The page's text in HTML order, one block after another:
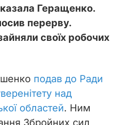
Геращенко.
перерву.
своїх робочих
подав до Ради
над
областей. Ним
Збройних сил